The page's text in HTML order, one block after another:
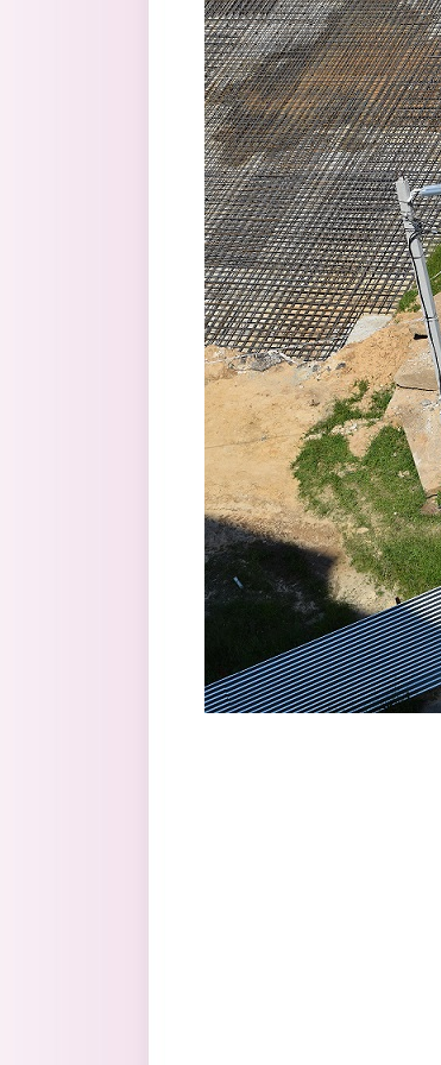
Перейти к основному содержанию